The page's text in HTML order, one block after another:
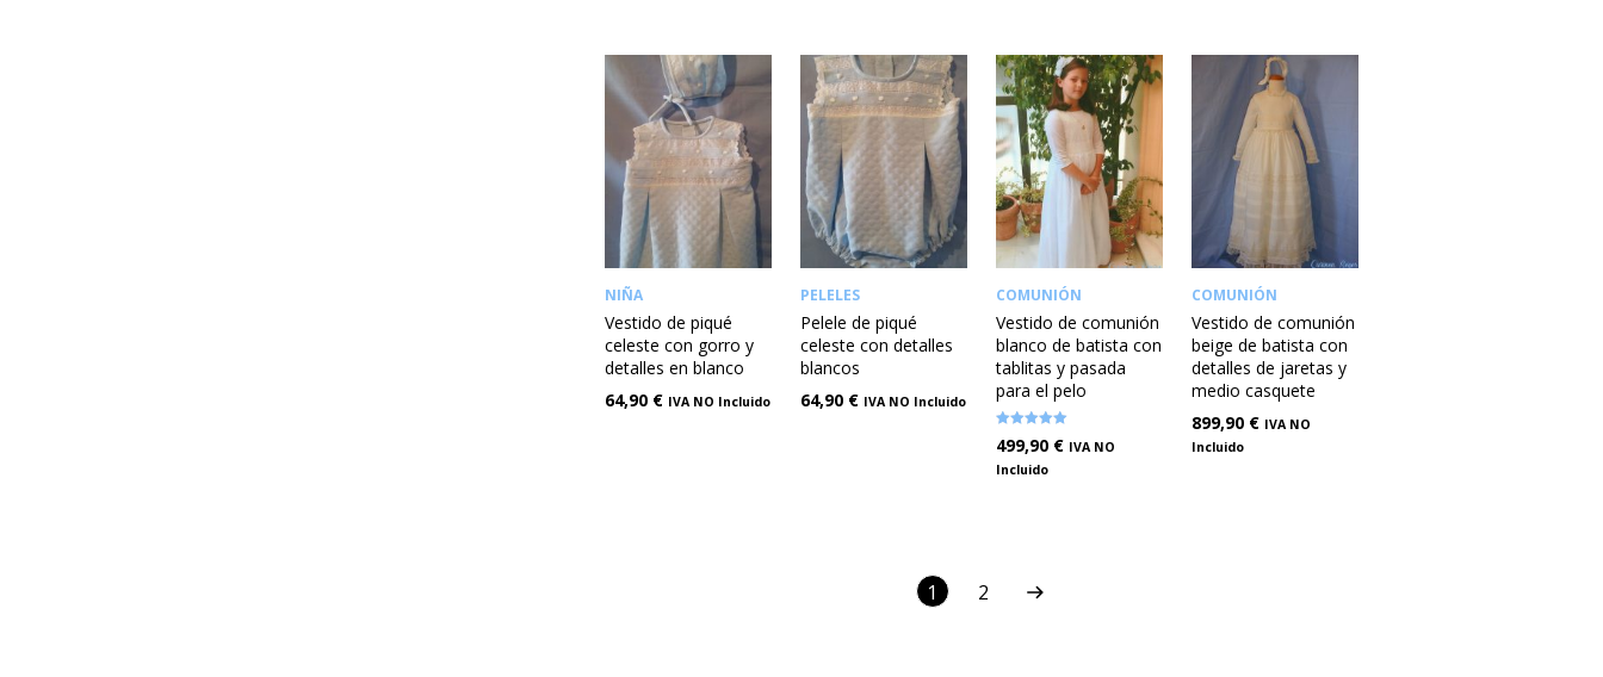
NIÑA
Vestido de piqué
celeste con gorro y
detalles en blanco
64,90 € IVA NO Incluido
PELELES
Pelele de piqué
celeste con detalles
blancos
64,90 € IVA NO Incluido
COMUNIÓN
Vestido de comunión
blanco de batista con
tablitas y pasada
para el pelo
Valorado en
5.00
de 5
499,90 € IVA NO
Incluido
COMUNIÓN
Vestido de comunión
beige de batista con
detalles de jaretas y
medio casquete
899,90 € IVA NO
Incluido
1 2